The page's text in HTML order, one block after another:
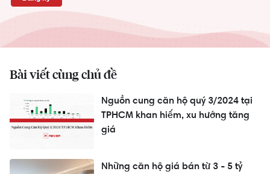
Bài viết cùng chủ đề
Nguồn cung căn hộ quý 3/2024 tại
TPHCM khan hiếm, xu hướng tăng
giá
Những căn hộ giá bán từ 3 - 5 tỷ